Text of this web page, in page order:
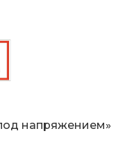
напряжением»